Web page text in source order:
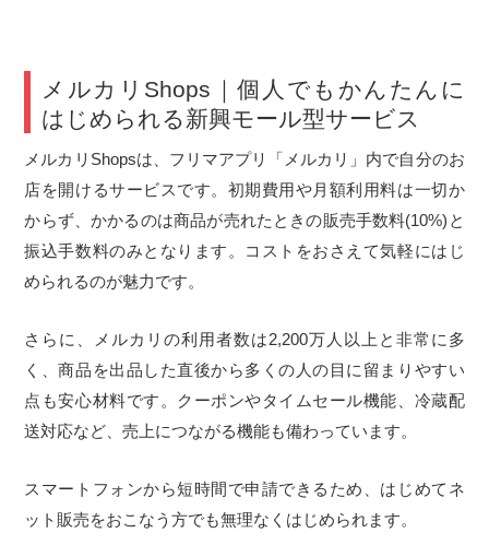
メルカリShops｜個人でもかんたんに
はじめられる新興モール型サービス
メルカリShopsは、フリマアプリ「メルカリ」内で自分のお
店を開けるサービスです。初期費用や月額利用料は一切か
からず、かかるのは商品が売れたときの販売手数料(10%)と
振込手数料のみとなります。コストをおさえて気軽にはじ
められるのが魅力です。
さらに、メルカリの利用者数は2,200万人以上と非常に多
く、商品を出品した直後から多くの人の目に留まりやすい
点も安心材料です。クーポンやタイムセール機能、冷蔵配
送対応など、売上につながる機能も備わっています。
スマートフォンから短時間で申請できるため、はじめてネ
ット販売をおこなう方でも無理なくはじめられます。